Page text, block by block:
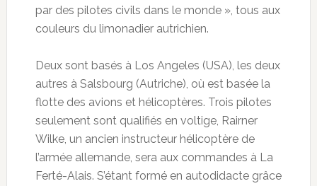
par des pilotes civils dans le monde », tous aux
couleurs du limonadier autrichien.
Deux sont basés à Los Angeles (USA), les deux
autres à Salsbourg (Autriche), où est basée la
flotte des avions et hélicoptères. Trois pilotes
seulement sont qualifiés en voltige, Rairner
Wilke, un ancien instructeur hélicoptère de
l’armée allemande, sera aux commandes à La
Ferté-Alais. S’étant formé en autodidacte grâce